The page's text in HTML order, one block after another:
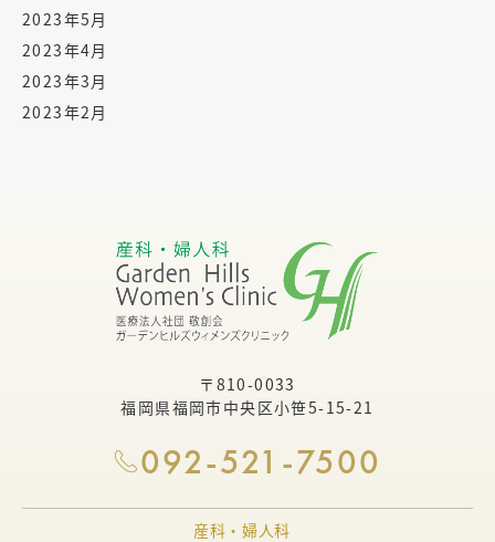
2023年5月
2023年4月
2023年3月
2023年2月
〒810-0033
福岡県福岡市中央区小笹5-15-21
092-521-7500
産科・婦人科